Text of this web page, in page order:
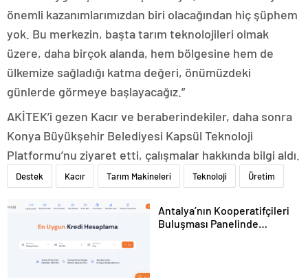
önemli kazanımlarımızdan biri olacağından hiç şüphem
yok. Bu merkezin, başta tarım teknolojileri olmak
üzere, daha birçok alanda, hem bölgesine hem de
ülkemize sağladığı katma değeri, önümüzdeki
günlerde görmeye başlayacağız.”
AKİTEK’i gezen Kacır ve beraberindekiler, daha sonra
Konya Büyükşehir Belediyesi Kapsül Teknoloji
Platformu’nu ziyaret etti, çalışmalar hakkında bilgi aldı.
Destek Kacır Tarım Makineleri Teknoloji Üretim
Antalya’nın Kooperatifçileri
Buluşması Panelinde